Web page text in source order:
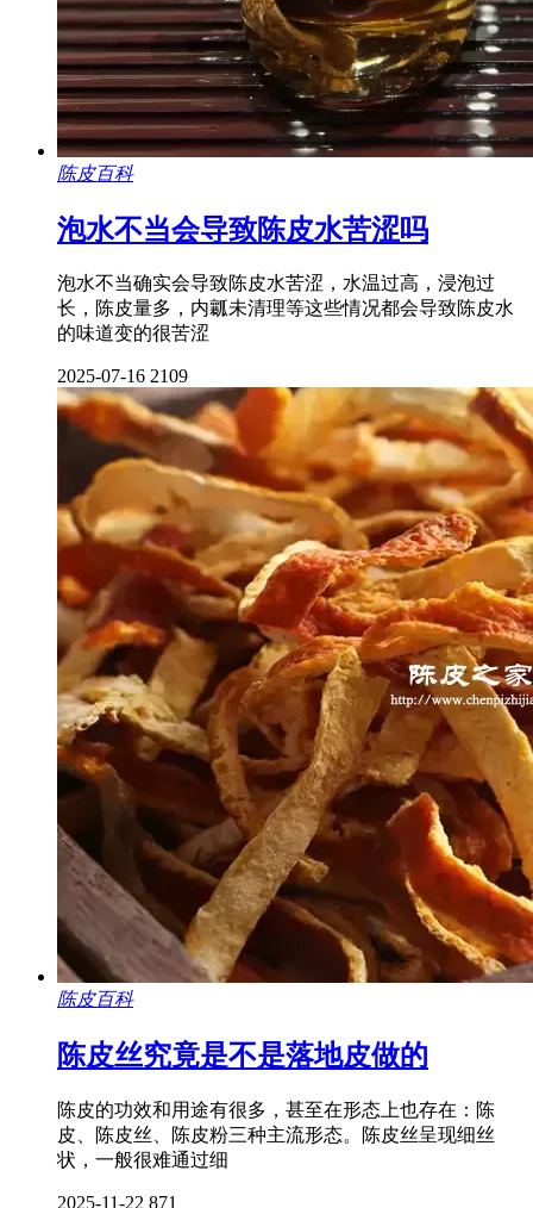
陈皮百科
泡水不当会导致陈皮水苦涩吗
泡水不当确实会导致陈皮水苦涩，水温过高，浸泡过
长，陈皮量多，内瓤未清理等这些情况都会导致陈皮水
的味道变的很苦涩
2025-07-16 2109
陈皮百科
陈皮丝究竟是不是落地皮做的
陈皮的功效和用途有很多，甚至在形态上也存在：陈
皮、陈皮丝、陈皮粉三种主流形态。陈皮丝呈现细丝
状，一般很难通过细
2025-11-22 871